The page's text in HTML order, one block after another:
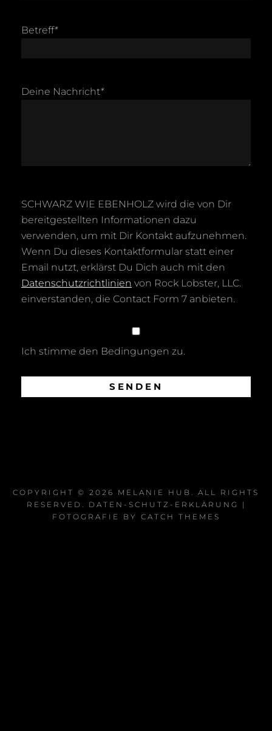
Betreff*
Deine Nachricht*
SCHWARZ WIE EBENHOLZ wird die von Dir
bereitgestellten Informationen dazu
verwenden, um mit Dir Kontakt aufzunehmen.
Wenn Du dieses Kontaktformular statt einer
Email nutzt, erklärst Du Dich auch mit den
Datenschutzrichtlinien von Rock Lobster, LLC.
einverstanden, die Contact Form 7 anbieten.
Ich stimme den Bedingungen zu.
COPYRIGHT © 2026 MELANIE HUB
. ALL RIGHTS
RESERVED. DATEN-SCHUTZ-ERKLÄRUNG
|
FOTOGRAFIE BY CATCH THEMES